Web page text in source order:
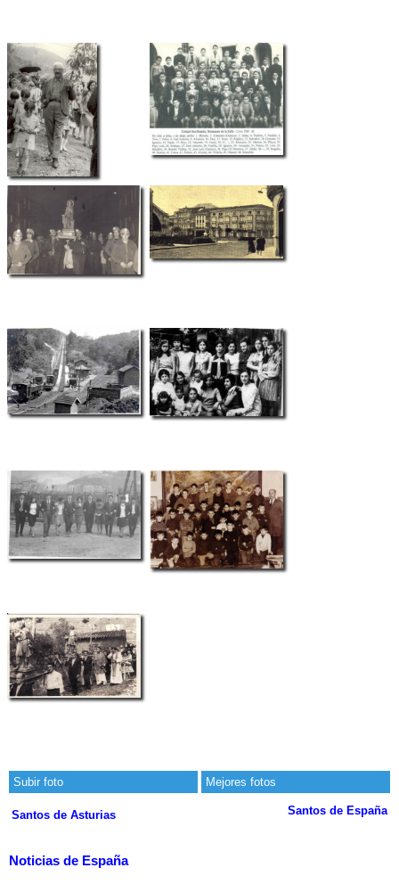
Subir foto Mejores fotos
Santos de Asturias Santos de España
Noticias de España